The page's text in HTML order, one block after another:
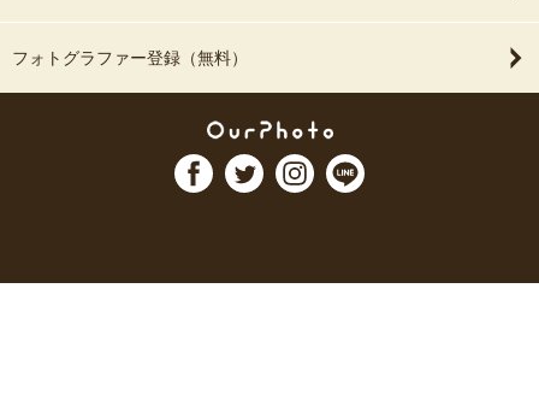
フォトグラファー登録（無料）